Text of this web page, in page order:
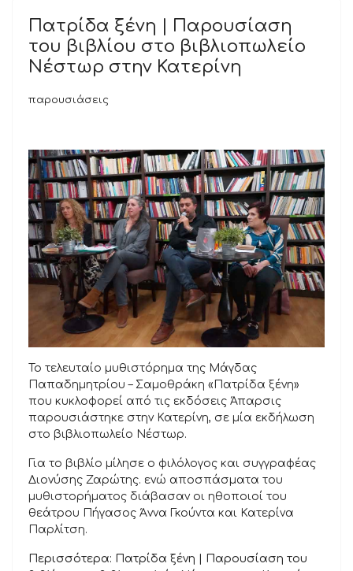
Πατρίδα ξένη | Παρουσίαση
του βιβλίου στο βιβλιοπωλείο
Νέστωρ στην Κατερίνη
παρουσιάσεις
Το τελευταίο μυθιστόρημα της Μάγδας
Παπαδημητρίου – Σαμοθράκη «Πατρίδα ξένη»
που κυκλοφορεί από τις εκδόσεις Άπαρσις
παρουσιάστηκε στην Κατερίνη, σε μία εκδήλωση
στο βιβλιοπωλείο Νέστωρ.
Για το βιβλίο μίλησε ο φιλόλογος και συγγραφέας
Διονύσης Ζαρώτης. ενώ αποσπάσματα του
μυθιστορήματος διάβασαν οι ηθοποιοί του
θεάτρου Πήγασος Άννα Γκούντα και Κατερίνα
Παρλίτση.
Περισσότερα: Πατρίδα ξένη | Παρουσίαση του